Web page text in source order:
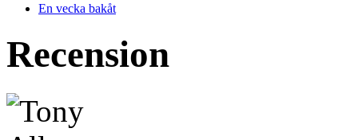
En vecka bakåt
Recension